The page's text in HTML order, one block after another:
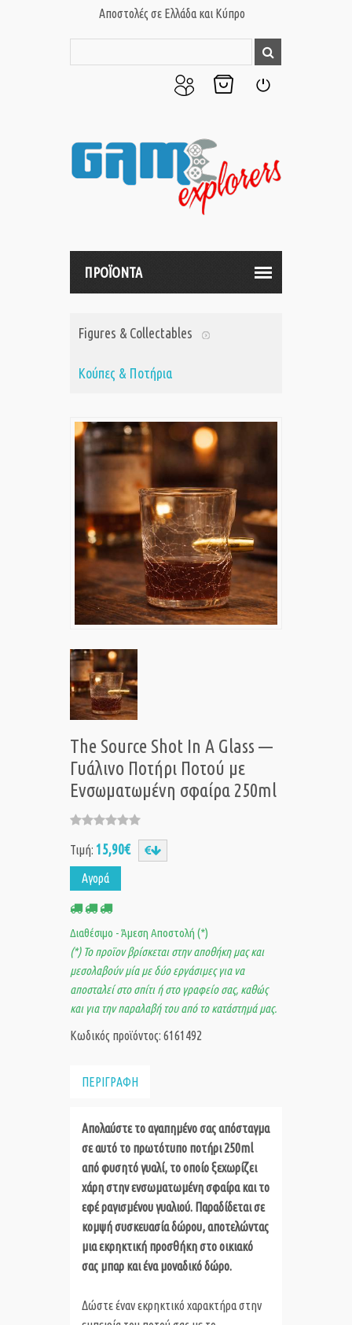
Αποστολές σε Ελλάδα και Κύπρο
μου
ΠΡΟΪΟΝΤΑ
Figures & Collectables
Κούπες & Ποτήρια
The Source Shot In A Glass —
Γυάλινο Ποτήρι Ποτού με
Ενσωματωμένη σφαίρα 250ml
Τιμή: 15,90€
Αγορά
Διαθέσιμο - Άμεση Αποστολή (*)
(*) Το προϊον βρίσκεται στην αποθήκη μας και
μεσολαβούν μία με δύο εργάσιμες για να
αποσταλεί στο σπίτι ή στο γραφείο σας, καθώς
και για την παραλαβή του από το κατάστημά μας.
Κωδικός προϊόντος: 6161492
ΠΕΡΙΓΡΑΦΗ
Απολαύστε το αγαπημένο σας απόσταγμα
σε αυτό το πρωτότυπο ποτήρι 250ml
από φυσητό γυαλί, το οποίο ξεχωρίζει
χάρη στην ενσωματωμένη σφαίρα και το
εφέ ραγισμένου γυαλιού. Παραδίδεται σε
κομψή συσκευασία δώρου, αποτελώντας
μια εκρηκτική προσθήκη στο οικιακό
σας μπαρ και ένα μοναδικό δώρο.
Δώστε έναν εκρηκτικό χαρακτήρα στην